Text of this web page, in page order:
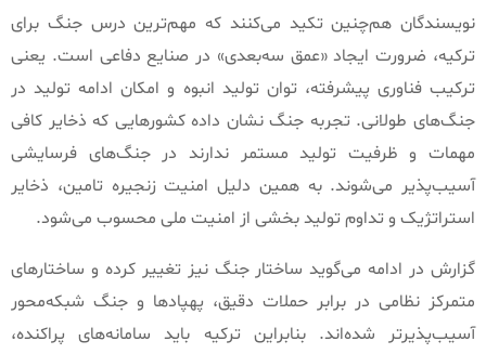
نویسندگان هم‌چنین تکید می‌کنند که مهم‌ترین درس جنگ برای
ترکیه، ضرورت ایجاد«عمق سه‌بعدی» در صنایع دفاعی است. یعنی
ترکیب فناوری پیشرفته، توان تولید انبوه و امکان ادامه تولید در
جنگ‌های طولانی. تجربه جنگ نشان داده کشورهایی که ذخایر کافی
مهمات و ظرفیت تولید مستمر ندارند در جنگ‌های فرسایشی
آسیب‌پذیر می‌شوند.به همین دلیل امنیت زنجیره تامین، ذخایر
استراتژیک و تداوم تولید بخشی از امنیت ملی محسوب می‌شود.
گزارش در ادامه می‌گوید ساختار جنگ نیز تغییر کرده و ساختارهای
متمرکز نظامی در برابر حملات دقیق، پهپادها و جنگ شبکه‌محور
آسیب‌پذیرتر شده‌اند.بنابراین ترکیه باید سامانه‌های پراکنده،